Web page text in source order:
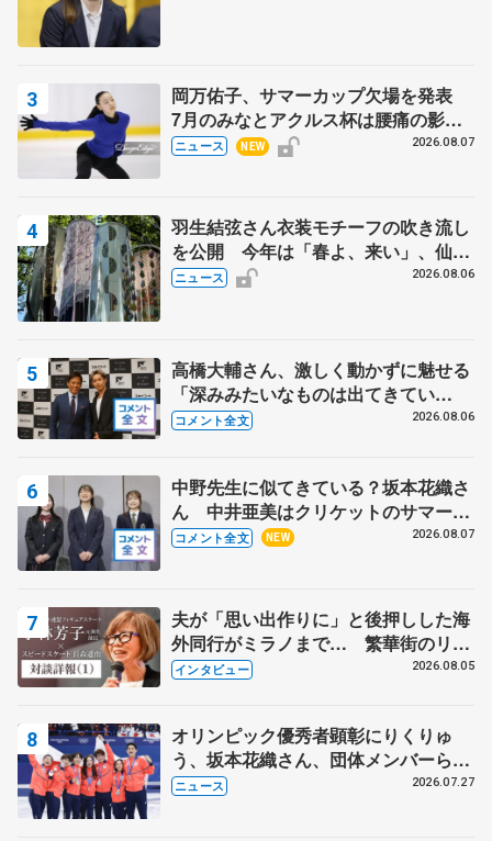
岡万佑子、サマーカップ欠場を発表
7月のみなとアクルス杯は腰痛の影響
で
ニュース NEW 2026.08.07
羽生結弦さん衣装モチーフの吹き流し
を公開 今年は「春よ、来い」、仙台
の瑞鳳殿
ニュース 2026.08.06
高橋大輔さん、激しく動かずに魅せる
「深みみたいなものは出てきてい
る？」 〝兄さん〟と慕うレジェンド
コメント全文 2026.08.06
中野先生に似てきている？坂本花織さ
ん 中井亜美はクリケットのサマーキ
ャンプに 島田麻央はたくさん試合に
コメント全文 NEW 2026.08.07
夫が「思い出作りに」と後押しした海
外同行がミラノまで… 繁華街のリン
クでは不良のお兄さんも味方に 小林
インタビュー 2026.08.05
オリンピック優秀者顕彰にりくりゅ
う、坂本花織さん、団体メンバーら
8月7日に文科省が表彰式、ブルーノ・
ニュース 2026.07.27